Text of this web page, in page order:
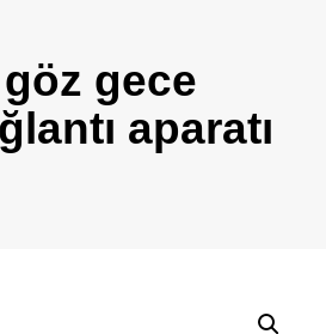
gece
aparatı